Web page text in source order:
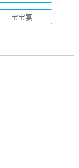
宝宝宴